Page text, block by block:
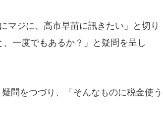
マジに、高市早苗に訊きたい」と切り
一度でもあるか？」と疑問を呈し
問をつづり、「そんなものに税金使う